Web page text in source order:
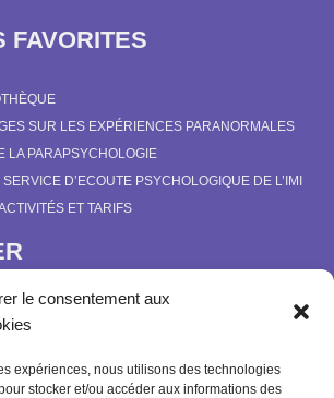
le consentement aux
expériences, nous utilisons des technologies
stocker et/ou accéder aux informations des
FAVORITES
SUR LES EXPÉRIENCES PARANORMALES
LA PARAPSYCHOLOGIE
D’ECOUTE PSYCHOLOGIQUE DE L’IMI
ET TARIFS
MÉTAPSYCHIQUE
“LE BULLETIN MÉTAPSYCHIQUE” ET